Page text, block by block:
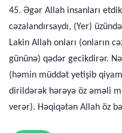
45. Əgər Allah insanları
cəzalandırsaydı, (Yer)
Lakin Allah onları (onların
gününə) qədər gecikdirər.
(həmin müddət yetişib
dirildərək hərəyə öz əməli
verər). Həqiqətən Allah öz